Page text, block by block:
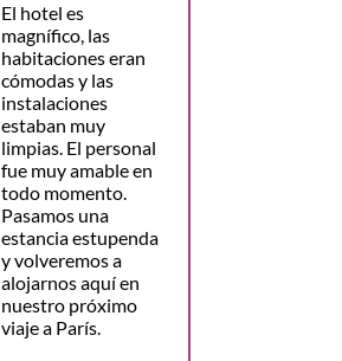
El hotel es
magnífico, las
habitaciones eran
cómodas y las
instalaciones
estaban muy
limpias. El personal
fue muy amable en
todo momento.
Pasamos una
estancia estupenda
y volveremos a
alojarnos aquí en
nuestro próximo
viaje a París.